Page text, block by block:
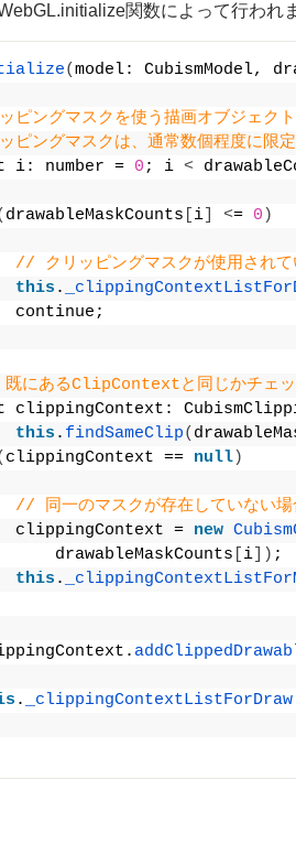
関数によって行われま
(model: CubismModel,
ングマスクを使う描画オブジェク
ングマスクは、通常数個程度に限
i: number = 0 ; i <
drawableMaskCounts i <= 0 )
// クリッピングマスクが使用されて
this .
continue;
にあるClipContextと同じかチェッ
clippingContext:
this . findSameClip(
clippingContext == null)
// 同一のマスクが存在していない場
clippingContext =
new
drawableMaskCounts
i ]) ;
this .
. _clippingContextListForDraw